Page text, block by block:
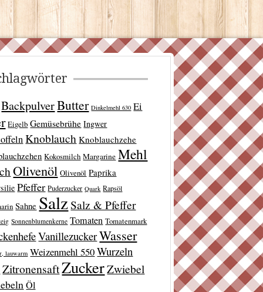
BackpulverButter Dinkelmehl 630 Ei
Eigelb Gemüsebrühe Ingwer
Knoblauch Knoblauchzehe
Kokosmilch Margarine Mehl
Olivenöl Olivenöl Paprika
Pfeffer Puderzucker Quark Rapsöl
Sahne SalzSalz & Pfeffer
Sonnenblumenkerne Tomaten Tomatenmark
VanillezuckerWasser
lauwarm Weizenmehl 550Wurzeln
ZitronensaftZuckerZwiebel
Öl